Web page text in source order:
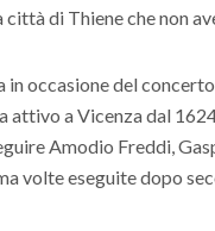
di Thiene che non
in occasione del
attivo a Vicenza dal
Amodio Freddi,
volte eseguite dopo